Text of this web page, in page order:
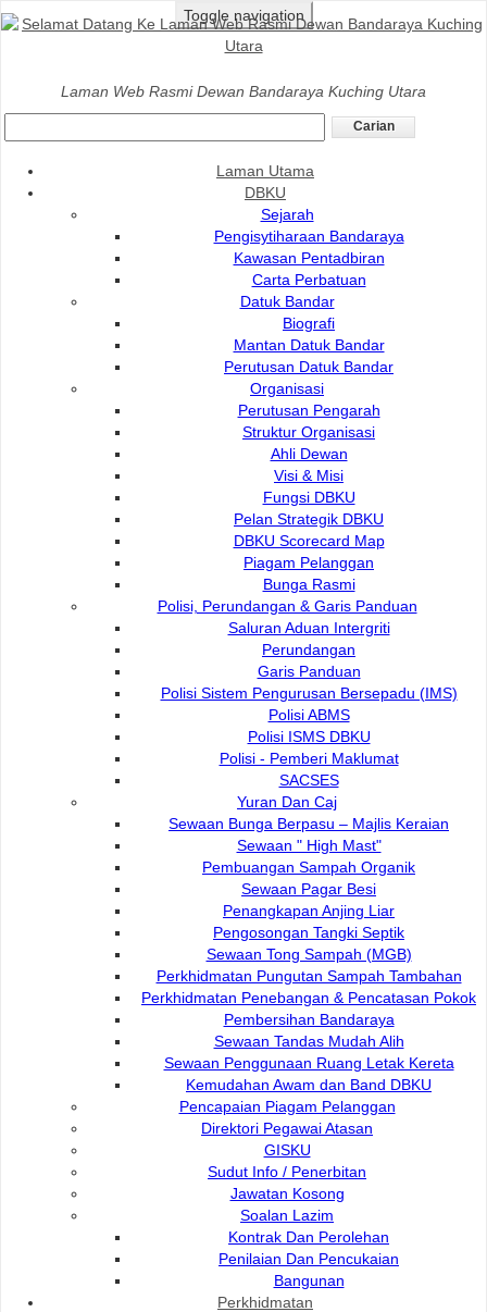
Toggle navigation
Laman Web Rasmi Dewan Bandaraya Kuching Utara
Laman Utama
DBKU
Sejarah
Pengisytiharaan Bandaraya
Kawasan Pentadbiran
Carta Perbatuan
Datuk Bandar
Biografi
Mantan Datuk Bandar
Perutusan Datuk Bandar
Organisasi
Perutusan Pengarah
Struktur Organisasi
Ahli Dewan
Visi & Misi
Fungsi DBKU
Pelan Strategik DBKU
DBKU Scorecard Map
Piagam Pelanggan
Bunga Rasmi
Polisi, Perundangan & Garis Panduan
Saluran Aduan Intergriti
Perundangan
Garis Panduan
Polisi Sistem Pengurusan Bersepadu (IMS)
Polisi ABMS
Polisi ISMS DBKU
Polisi - Pemberi Maklumat
SACSES
Yuran Dan Caj
Sewaan Bunga Berpasu – Majlis Keraian
Sewaan " High Mast"
Pembuangan Sampah Organik
Sewaan Pagar Besi
Penangkapan Anjing Liar
Pengosongan Tangki Septik
Sewaan Tong Sampah (MGB)
Perkhidmatan Pungutan Sampah Tambahan
Perkhidmatan Penebangan & Pencatasan Pokok
Pembersihan Bandaraya
Sewaan Tandas Mudah Alih
Sewaan Penggunaan Ruang Letak Kereta
Kemudahan Awam dan Band DBKU
Pencapaian Piagam Pelanggan
Direktori Pegawai Atasan
GISKU
Sudut Info / Penerbitan
Jawatan Kosong
Soalan Lazim
Kontrak Dan Perolehan
Penilaian Dan Pencukaian
Bangunan
Perkhidmatan
Laman Utama>DBKU >Yuran Dan Caj >Sewaan Pagar
Besi
Bahagian: Kesihatan Persekitaran
Sewaan Bunga Berpasu – Majlis Keraian
Sewaan " High Mast"
Pembuangan Sampah Organik
Sewaan Pagar Besi
Penangkapan Anjing Liar
Pengosongan Tangki Septik
Sewaan Tong Sampah (MGB)
Perkhidmatan Pungutan Sampah Tambahan
Perkhidmatan Penebangan & Pencatasan Pokok
Sewaan Tandas Mudah Alih
Sewaan Penggunaan Ruang Letak Kereta